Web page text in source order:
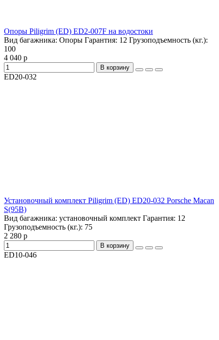
Опоры Piligrim (ED) ED2-007F на водостоки
Вид багажника: Опоры Гарантия: 12 Грузоподъемность (кг.):
100
4 040 р
В корзину
ED20-032
Установочный комплект Piligrim (ED) ED20-032 Porsche Macan
S(95B)
Вид багажника: установочный комплект Гарантия: 12
Грузоподъемность (кг.): 75
2 280 р
В корзину
ED10-046